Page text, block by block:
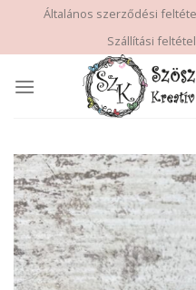
content
Általános szerződési
Szállítási